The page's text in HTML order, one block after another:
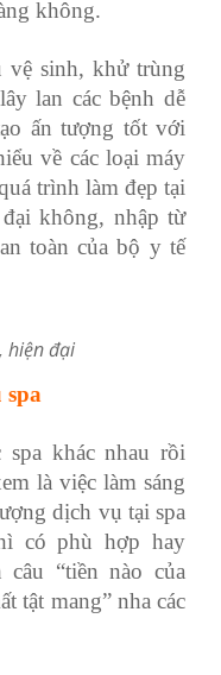
không.
vệ sinh, khử trùng
lan các bệnh dễ
ấn tượng tốt với
về các loại máy
trình làm đẹp tại
không, nhập từ
toàn của bộ y tế
hiện đại
spa khác nhau rồi
là việc làm sáng
dịch vụ tại spa
có phù hợp hay
“tiền nào của
tật mang” nha các